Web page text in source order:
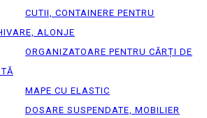
CUTII, CONTAINERE PENTRU
ALONJE
ORGANIZATOARE PENTRU CĂRȚI DE
MAPE CU ELASTIC
DOSARE SUSPENDATE, MOBILIER